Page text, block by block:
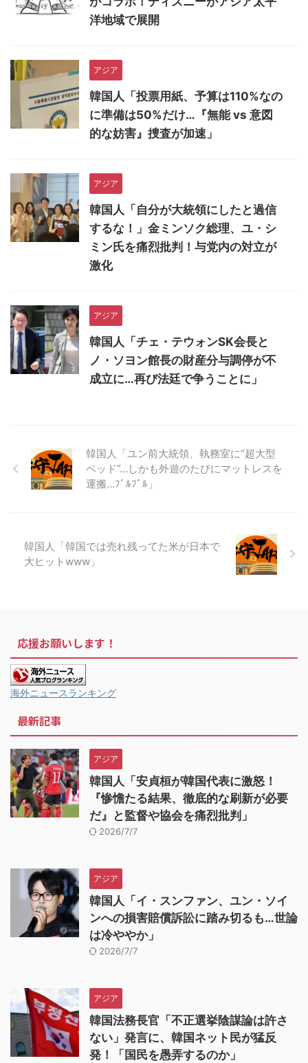
洋地域で展開
アジア
韓国人「投票用紙、予算は110%なの
に準備は50%だけ…『無能 vs 意図
的な妨害』捜査が加速」
アジア
韓国人「自分が大統領にしたと過信
するな！」金ミンソク総理、ユ・シ
ミン氏を痛烈批判！与党内の対立が
激化
アジア
韓国人「チェ・テウォンSK会長と
ノ・ソヨン館長の財産分与調停が不
成立に…再び法廷で争うことに」
韓国人「ユン前大統領、執務室に“超大型
ベッド”…しかも外遊のたびにマットレスを
運搬…ﾌﾞﾙﾌﾞﾙ」
韓国人「韓国では売れ残ってた米が日本で
大ヒットwww」
応援お願いします！
海外ニュースランキング
最新記事
アジア
韓国人「安貞桓が韓国代表に激怒！
『惨憺たる結果、徹底的な刷新が必要
だ』と監督や協会を痛烈批判」
2026/7/7
アジア
韓国人「イ・スンファン、ユン・ソイ
ンへの損害賠償訴訟に踏み切るも…世論
は冷ややか」
2026/7/7
アジア
韓国法務長官「不正選挙陰謀論は許さ
ない」発言に、韓国ネット民が猛反
発！「国民を愚弄するのか」